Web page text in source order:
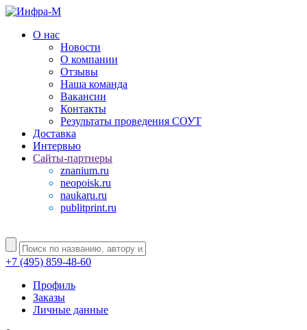
О нас
Новости
О компании
Отзывы
Наша команда
Вакансии
Контакты
Результаты проведения СОУТ
Доставка
Интервью
Сайты-партнеры
znanium.ru
neopoisk.ru
naukaru.ru
publitprint.ru
+7 (495) 859-48-60
Профиль
Заказы
Личные данные